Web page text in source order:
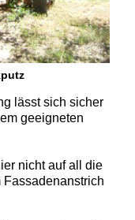
lässt sich sicher
geeigneten
nicht auf all die